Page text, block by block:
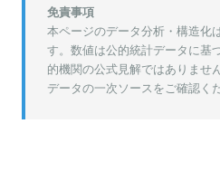
免責事項
本ページのデータ分析・構造化
す。数値は公的統計データに基
的機関の公式見解ではありませ
データの一次ソースをご確認く